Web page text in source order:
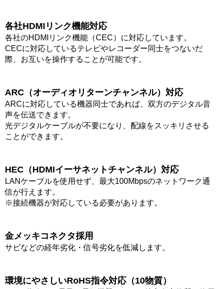
各社HDMIリンク機能対応
各社のHDMIリンク機能（CEC）に対応しています。
CECに対応しているテレビやレコーダー同士をつないだ
際、お互いを操作することが可能です。
ARC（オーディオリターンチャンネル）対応
ARCに対応している機器同士であれば、双方のデジタル音
声を伝送できます。
光デジタルケーブルが不要になり、配線をスッキリさせる
ことができます。
HEC（HDMIイーサネットチャンネル）対応
LANケーブルを使用せず、最大100Mbpsのネットワーク通
信が行えます。
※接続機器が対応している必要があります。
金メッキコネクタ採用
サビなどの経年劣化・信号劣化を低減します。
環境にやさしいRoHS指令対応（10物質）